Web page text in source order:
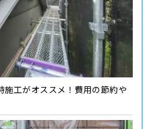
施工がオススメ！費用の節約や